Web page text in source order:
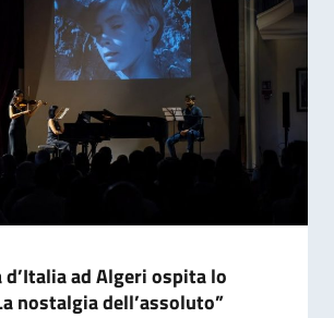
d’Italia ad Algeri ospita lo
nostalgia dell’assoluto”